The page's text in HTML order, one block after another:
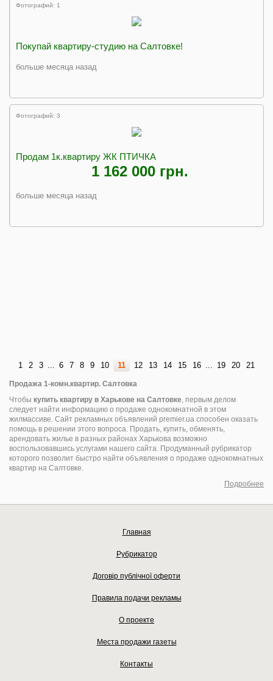
Фотографий: 1
Покупай квартиру-студию на Салтовке!
больше месяца назад
Фотографий: 3
Продам 1к.квартиру ЖК ПТИЧКА
1 162 000 грн.
больше месяца назад
1 2 3 ... 6 7 8 9 10 11 12 13 14 15 16 ... 19 20 21
Продажа 1-комн.квартир. Салтовка
Чтобы купить квартиру в Харькове на Салтовке, первым делом
следует найти информацию о продаже однокомнатной в этом
жилмассиве. Сайт рекламных объявлений premier.ua способен оказать
помощь в решении этого вопроса. Продать, купить, обменять,
арендовать жилье в разных районах Харькова возможно
воспользовавшись услугами нашего сайта. Продуманный рубрикатор
которого позволит быстро найти объявления о продаже однокомнатных
квартир на Салтовке.
Подробнее
Главная
Рубрикатор
Договір публічної оферти
Правила подачи рекламы
О проекте
Места продажи газеты
Контакты